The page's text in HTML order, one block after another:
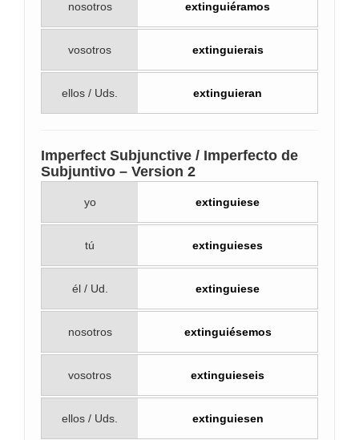
nosotros extinguiéramos
vosotros extinguierais
ellos / Uds. extinguieran
Imperfect Subjunctive / Imperfecto de
Subjuntivo – Version 2
yo extinguiese
tú extinguieses
él / Ud. extinguiese
nosotros extinguiésemos
vosotros extinguieseis
ellos / Uds. extinguiesen